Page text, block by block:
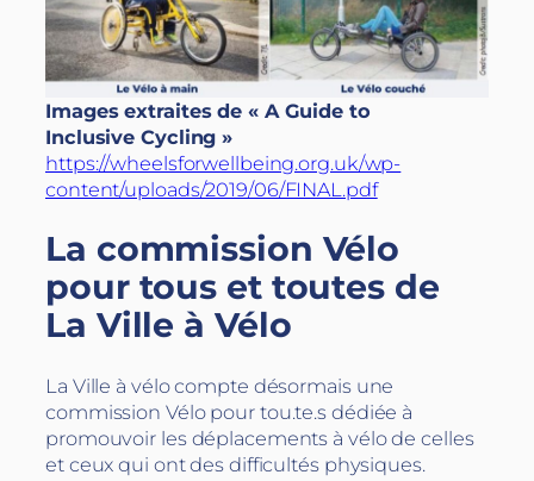
Images extraites de « A Guide to
Inclusive Cycling »
https://wheelsforwellbeing.org.uk/wp-
content/uploads/2019/06/FINAL.pdf
La commission Vélo
pour tous et toutes de
La Ville à Vélo
La Ville à vélo compte désormais une
commission Vélo pour tou.te.s dédiée à
promouvoir les déplacements à vélo de celles
et ceux qui ont des difficultés physiques.